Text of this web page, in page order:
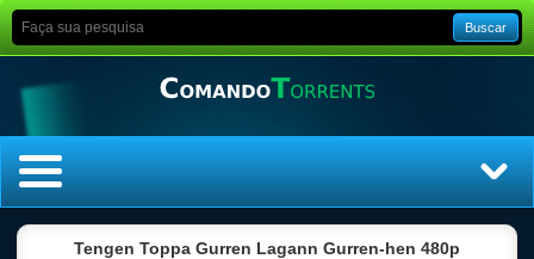
Buscar
Tengen Toppa Gurren Lagann Gurren-hen 480p